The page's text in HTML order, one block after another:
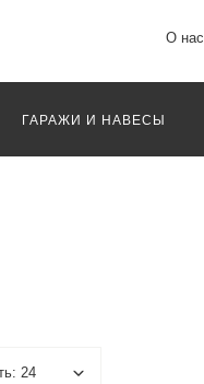
О нас
ГАРАЖИ И НАВЕСЫ